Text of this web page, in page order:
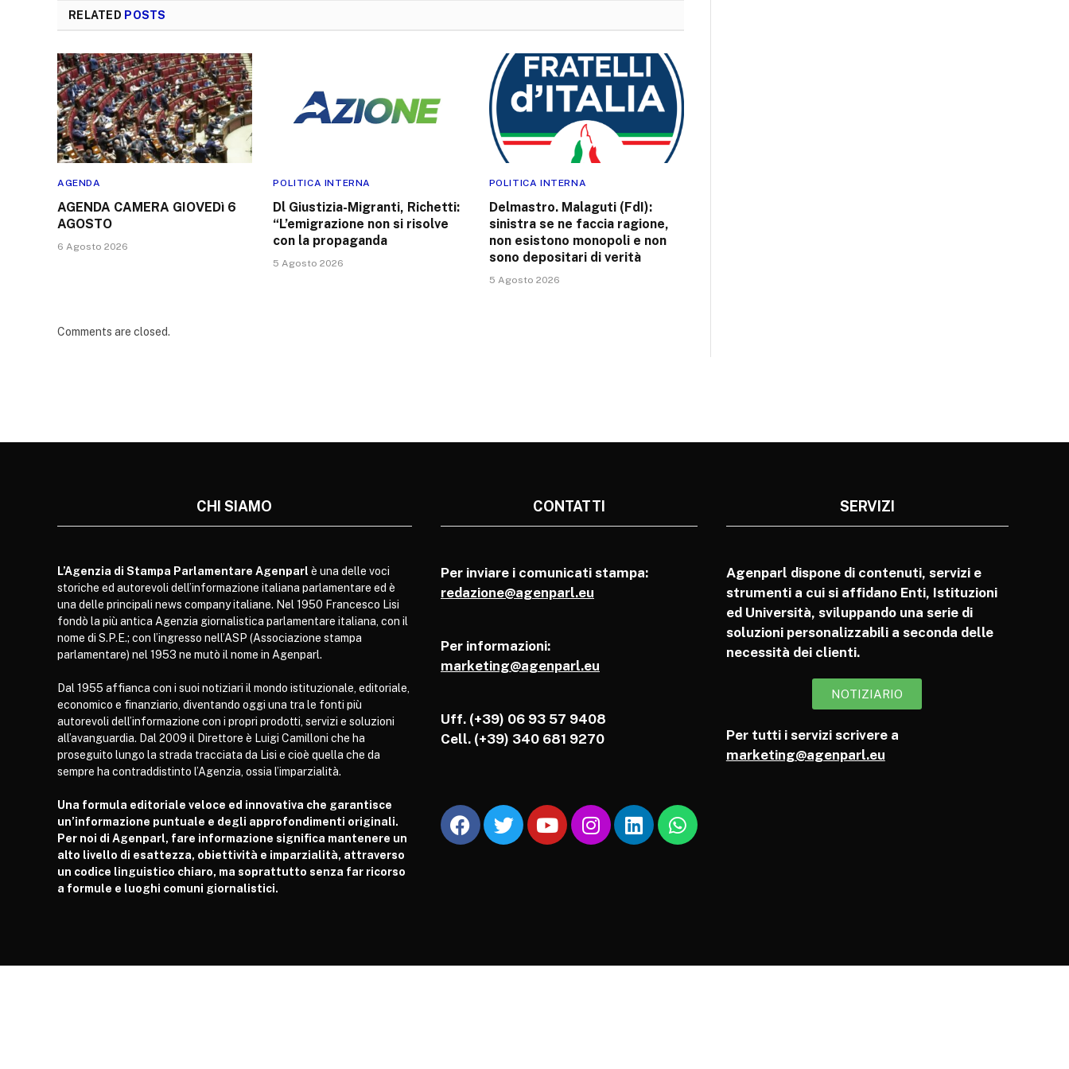
RELATED POSTS
AGENDA
AGENDA CAMERA GIOVEDì 6
AGOSTO
6 Agosto 2026
POLITICA INTERNA
Dl Giustizia-Migranti, Richetti:
“L’emigrazione non si risolve
con la propaganda
5 Agosto 2026
POLITICA INTERNA
Delmastro. Malaguti (FdI):
sinistra se ne faccia ragione,
non esistono monopoli e non
sono depositari di verità
5 Agosto 2026
Comments are closed.
CHI SIAMO
L’Agenzia di Stampa Parlamentare Agenparl è una delle voci
storiche ed autorevoli dell’informazione italiana parlamentare ed è
una delle principali news company italiane. Nel 1950 Francesco Lisi
fondò la più antica Agenzia giornalistica parlamentare italiana, con il
nome di S.P.E.; con l’ingresso nell’ASP (Associazione stampa
parlamentare) nel 1953 ne mutò il nome in Agenparl.
Dal 1955 affianca con i suoi notiziari il mondo istituzionale, editoriale,
economico e finanziario, diventando oggi una tra le fonti più
autorevoli dell’informazione con i propri prodotti, servizi e soluzioni
all’avanguardia. Dal 2009 il Direttore è Luigi Camilloni che ha
proseguito lungo la strada tracciata da Lisi e cioè quella che da
sempre ha contraddistinto l’Agenzia, ossia l’imparzialità.
Una formula editoriale veloce ed innovativa che garantisce
un’informazione puntuale e degli approfondimenti originali.
Per noi di Agenparl, fare informazione significa mantenere un
alto livello di esattezza, obiettività e imparzialità, attraverso
un codice linguistico chiaro, ma soprattutto senza far ricorso
a formule e luoghi comuni giornalistici.
CONTATTI
Per inviare i comunicati stampa:
redazione@agenparl.eu
Per informazioni:
marketing@agenparl.eu
Uff. (+39) 06 93 57 9408
Cell. (+39) 340 681 9270
SERVIZI
Agenparl dispone di contenuti, servizi e
strumenti a cui si affidano Enti, Istituzioni
ed Università, sviluppando una serie di
soluzioni personalizzabili a seconda delle
necessità dei clienti.
NOTIZIARIO
Per tutti i servizi scrivere a
marketing@agenparl.eu